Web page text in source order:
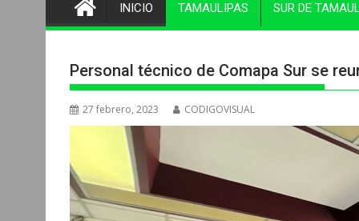
INICIO TAMAULIPAS SUR DE
Personal técnico de Comapa Sur se
27 febrero, 2023 CODIGOVISUAL